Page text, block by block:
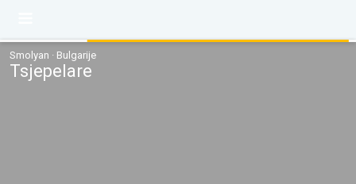
Smolyan · Bulgarije
Tsjepelare